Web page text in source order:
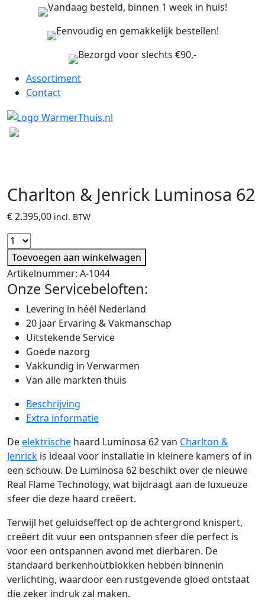
Vandaag besteld, binnen 1 week in huis!
Eenvoudig en gemakkelijk bestellen!
Bezorgd voor slechts €90,-
Assortiment
Contact
Charlton & Jenrick Luminosa 62
€2.395,00 incl. BTW
Toevoegen aan winkelwagen
Artikelnummer: A-1044
Onze Servicebeloften:
Levering in héél Nederland
20 jaar Ervaring & Vakmanschap
Uitstekende Service
Goede nazorg
Vakkundig in Verwarmen
Van alle markten thuis
Beschrijving
Extra informatie
Deelektrische haard Luminosa 62 van Charlton &
Jenrick is ideaal voor installatie in kleinere kamers of in
een schouw. De Luminosa 62 beschikt over de nieuwe
Real Flame Technology, wat bijdraagt ​​aan de luxueuze
sfeer die deze haard creëert.
Terwijl het geluidseffect op de achtergrond knispert,
creëert dit vuur een ontspannen sfeer die perfect is
voor een ontspannen avond met dierbaren. De
standaard berkenhoutblokken hebben binnenin
verlichting, waardoor een rustgevende gloed ontstaat
die zeker indruk zal maken.